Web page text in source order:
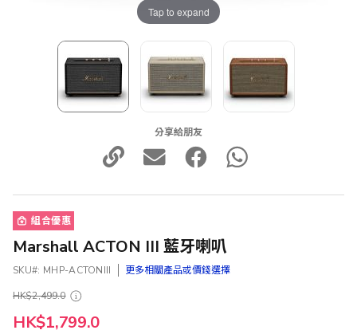
Tap to expand
分享給朋友
組合優惠
Marshall ACTON III 藍牙喇叭
SKU MHP-ACTONIII
更多相關產品或價錢選擇
HK$2,499.0
HK$1,799.0